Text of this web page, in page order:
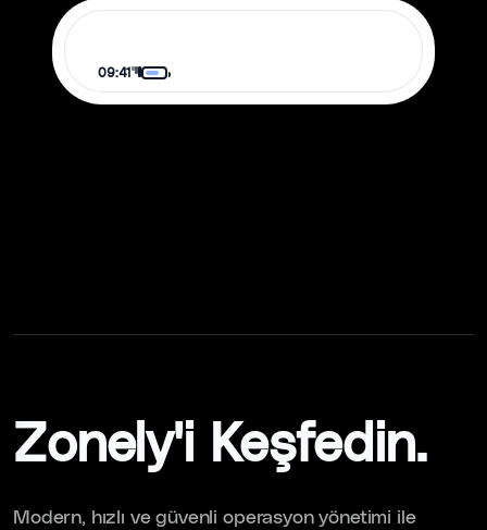
09:41
Zonely'i Keşfedin.
Modern, hızlı ve güvenli operasyon yönetimi ile